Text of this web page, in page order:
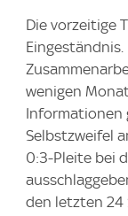
Die vorzeitige
wenigen
Informationen
Selbstzweifel
0:3-Pleite bei
den letzten